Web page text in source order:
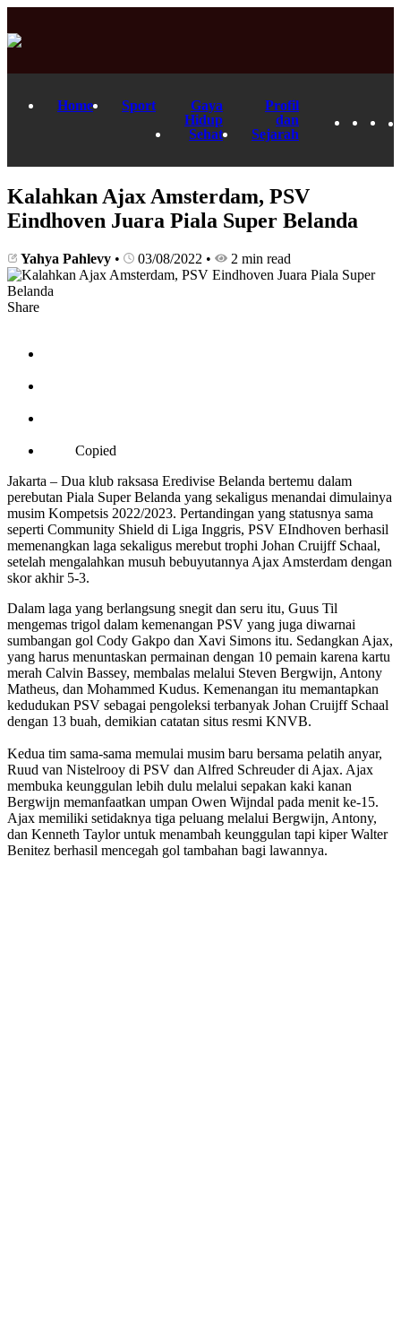
Home Sport
Gaya
Hidup
Sehat
Profil
dan
Sejarah
Kalahkan Ajax Amsterdam, PSV
Eindhoven Juara Piala Super Belanda
Yahya Pahlevy • 03/08/2022 • 2 min read
Share
Copied
Jakarta – Dua klub raksasa Eredivise Belanda bertemu dalam
perebutan Piala Super Belanda yang sekaligus menandai dimulainya
musim Kompetsis 2022/2023. Pertandingan yang statusnya sama
seperti Community Shield di Liga Inggris, PSV EIndhoven berhasil
memenangkan laga sekaligus merebut trophi Johan Cruijff Schaal,
setelah mengalahkan musuh bebuyutannya Ajax Amsterdam dengan
skor akhir 5-3.
Dalam laga yang berlangsung snegit dan seru itu, Guus Til
mengemas trigol dalam kemenangan PSV yang juga diwarnai
sumbangan gol Cody Gakpo dan Xavi Simons itu. Sedangkan Ajax,
yang harus menuntaskan permainan dengan 10 pemain karena kartu
merah Calvin Bassey, membalas melalui Steven Bergwijn, Antony
Matheus, dan Mohammed Kudus. Kemenangan itu memantapkan
kedudukan PSV sebagai pengoleksi terbanyak Johan Cruijff Schaal
dengan 13 buah, demikian catatan situs resmi KNVB.
Kedua tim sama-sama memulai musim baru bersama pelatih anyar,
Ruud van Nistelrooy di PSV dan Alfred Schreuder di Ajax. Ajax
membuka keunggulan lebih dulu melalui sepakan kaki kanan
Bergwijn memanfaatkan umpan Owen Wijndal pada menit ke-15.
Ajax memiliki setidaknya tiga peluang melalui Bergwijn, Antony,
dan Kenneth Taylor untuk menambah keunggulan tapi kiper Walter
Benitez berhasil mencegah gol tambahan bagi lawannya.